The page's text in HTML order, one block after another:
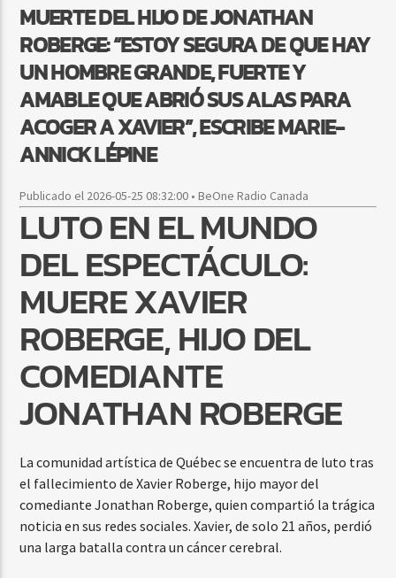
MUERTE DEL HIJO DE JONATHAN
ROBERGE: “ESTOY SEGURA DE QUE HAY
UN HOMBRE GRANDE, FUERTE Y
AMABLE QUE ABRIÓ SUS ALAS PARA
ACOGER A XAVIER”, ESCRIBE MARIE-
ANNICK LÉPINE
Publicado el 2026-05-25 08:32:00 • BeOne Radio Canada
LUTO EN EL MUNDO
DEL ESPECTÁCULO:
MUERE XAVIER
ROBERGE, HIJO DEL
COMEDIANTE
JONATHAN ROBERGE
La comunidad artística de Québec se encuentra de luto tras
el fallecimiento de Xavier Roberge, hijo mayor del
comediante Jonathan Roberge, quien compartió la trágica
noticia en sus redes sociales. Xavier, de solo 21 años, perdió
una larga batalla contra un cáncer cerebral.